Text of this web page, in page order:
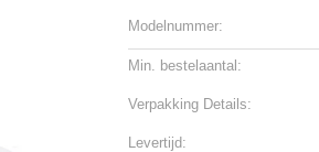
Modelnummer:
Min. bestelaantal:
Verpakking Details:
Levertijd: